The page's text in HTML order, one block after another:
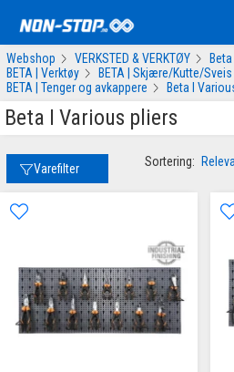
Webshop VERKSTED & VERKTØY Beta
BETA | Verktøy
BETA | Skjære/Kutte/Sveis
BETA | Tenger og avkappere
Beta I
Beta I Various pliers
Varefilter Sortering: